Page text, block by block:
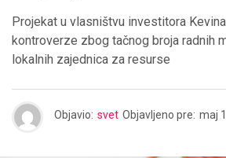
Projekat u vlasništvu investitora
kontroverze zbog tačnog broja radnih
lokalnih zajednica za resurse
Objavio: svet Objavljeno pre: maj